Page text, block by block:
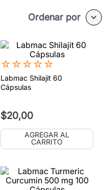
Ordenar por
☆☆☆☆☆
Labmac Shilajit 60
Cápsulas
$20,00
AGREGAR AL
CARRITO